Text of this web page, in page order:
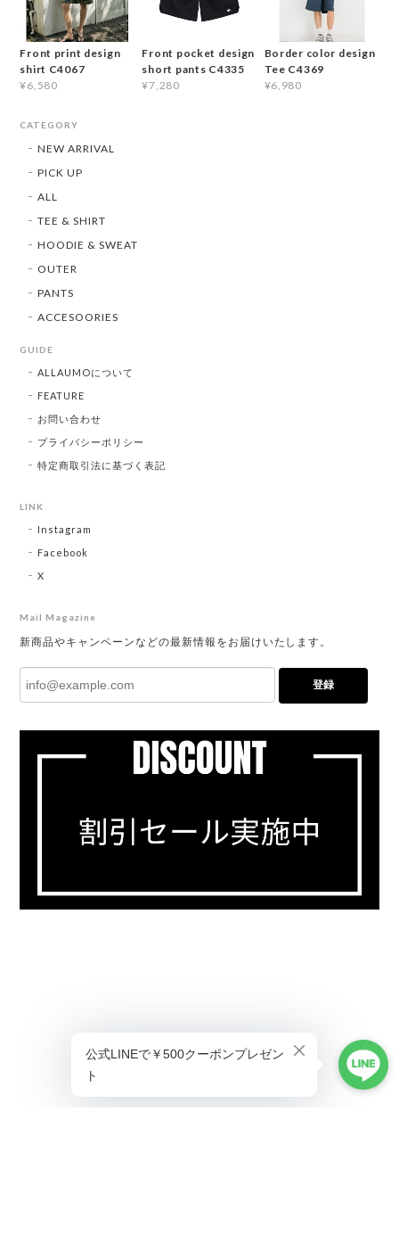
Front print design
shirt C4067
¥6,580
Front pocket design
short pants C4335
¥7,280
Border color design
Tee C4369
¥6,980
CATEGORY
NEW ARRIVAL
PICK UP
ALL
TEE & SHIRT
HOODIE & SWEAT
OUTER
PANTS
ACCESOORIES
GUIDE
ALLAUMOについて
FEATURE
お問い合わせ
プライバシーポリシー
特定商取引法に基づく表記
LINK
Instagram
Facebook
X
Mail Magazine
新商品やキャンペーンなどの最新情報をお届けいたします。
登録